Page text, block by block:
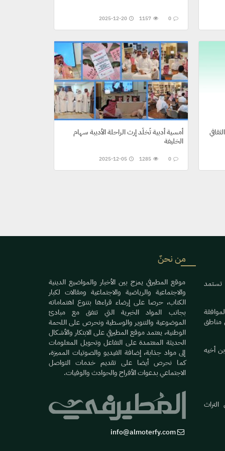
2025-12-20 0
1157
أمسية أدبية تُخلّد إرث الراحلة الأديبة سهام
الخليفة
2025-12-05 0
1285
تستمد
مناطق
أخيه
من نحنٌ
موقع المطيرفي يمزج بين الأخبار والمواضيع الدينية
والاجتماعية والرياضية والاجتماعية ومقالات لكبار
الكتاب، حرصا على إرضاء قراءها بتنوع اهتماماته
بجانب المواد الخبرية التي تتفق مع مبادئ
الموضوعية والتنوير والوسطية ونحرص على اللحمة
الوطنية، يعتمد موقع المطيرفي على الابتكار والأشكال
الحديثة المعتمدة على التفاعل وتحويل المعلومات
إلى مواد جذابة، إضافة الفيديو والصوتيات المميزة،
كما نحرص أيضا على تقديم خدمات التواصل
الاجتماعي بدعوات الأفراح والحوادث والوفيات.
info@almoterfy.com